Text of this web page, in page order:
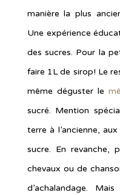
manière la plus
Une expérience
des sucres. Pour la
faire 1L de sirop! Le
même déguster le
sucré. Mention
terre à l’ancienne,
sucre. En revanche,
chevaux ou de
d’achalandage.